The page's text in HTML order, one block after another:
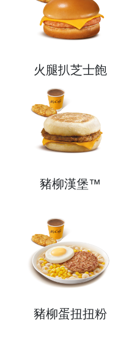
火腿扒芝士飽
豬柳漢堡™
豬柳蛋扭扭粉